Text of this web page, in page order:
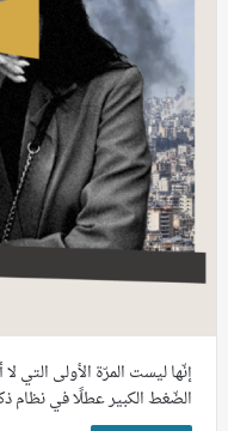
إنّها ليست المرّة الأولى
الضّغط الكبير عطلًا في نظام